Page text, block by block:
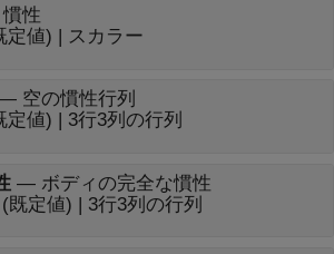
慣性
定値) | スカラー
空の慣性行列
定値) | 3行3列の行列
— ボディの完全な慣性
(既定値) | 3行3列の行列